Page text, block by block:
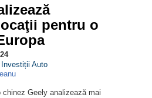
pentru o
Investiții Auto
chinez Geely analizează mai